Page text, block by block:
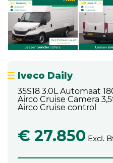
Iveco Daily
35S18 3.0L Automaat
Airco Cruise Camera
Airco Cruise control
€ 27.850 Excl.